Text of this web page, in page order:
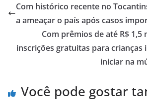
Com histórico recente no
a ameaçar o país após casos
Com prêmios de até R$
inscrições gratuitas para crianças
iniciar na
Você pode gostar